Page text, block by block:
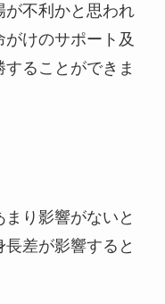
が不利かと思われ
がけのサポート及
ることができま
り影響がないと
差が影響すると